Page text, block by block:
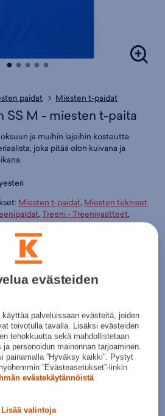
paidat Miesten t-paidat
SS M - miesten t-paita
ja muihin lajeihin kosteutta
joka pitää olon kuivana ja
Miesten t-paidat, Miesten tekniset
, Treeni - Treenivaatteet,
evästeiden
käyttää palveluissaan evästeitä, joiden
toivotulla tavalla. Lisäksi evästeiden
tehokkuutta sekä mahdollistetaan
personoidun mainonnan tarjoaminen.
painamalla ”Hyväksy kaikki”. Pystyt
”Evästeasetukset”-linkin
evästekäytännöistä
Lisää valintoja